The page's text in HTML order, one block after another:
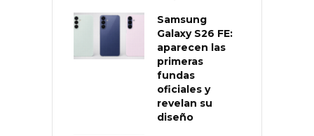
Samsung
Galaxy S26 FE:
aparecen las
primeras
fundas
oficiales y
revelan su
diseño